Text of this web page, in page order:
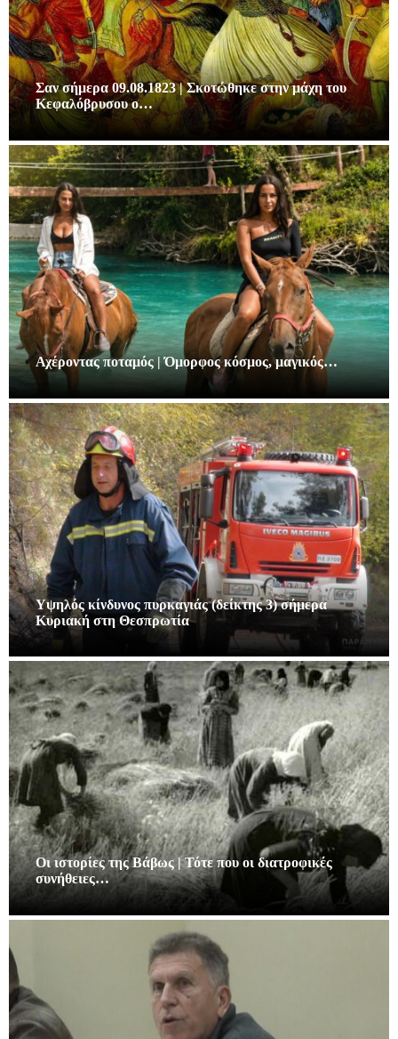
Σαν σήμερα 09.08.1823 | Σκοτώθηκε στην μάχη του
Κεφαλόβρυσου ο…
Αχέροντας ποταμός | Όμορφος κόσμος, μαγικός…
Υψηλός κίνδυνος πυρκαγιάς (δείκτης 3) σήμερα
Κυριακή στη Θεσπρωτία
Οι ιστορίες της Βάβως | Τότε που οι διατροφικές
συνήθειες…